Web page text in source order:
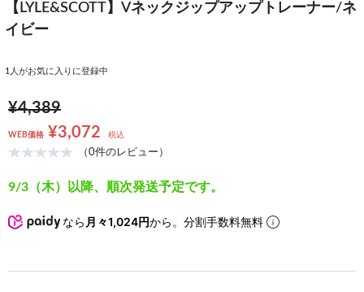
【LYLE&SCOTT】Vネックジップアップトレーナー/ネ
イビー
1 人がお気に入りに登録中
¥4,389
WEB価格 ¥3,072 税込
（0件のレビュー）
9/3（木）以降、順次発送予定です。
なら 月々1,024円から。分割手数料無料